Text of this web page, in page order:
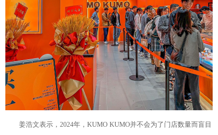
姜浩文表示，2024年，KUMO KUMO并不会为了门店数量而盲目